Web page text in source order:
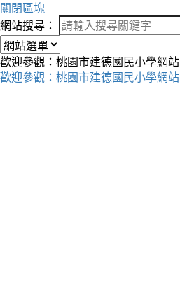
關閉區塊
網站搜尋：
歡迎參觀：桃園市建德國民小學網站
歡迎參觀：桃園市建德國民小學網站